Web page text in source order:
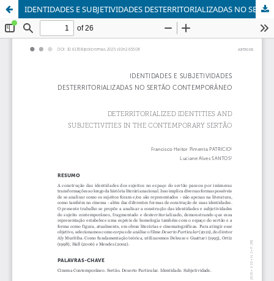
IDENTIDADES E SUBJETIVIDADES DESTERRITORIALIZADAS NO SERTÃO CONTEMPORÂNEO